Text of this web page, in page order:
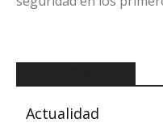
Actualidad